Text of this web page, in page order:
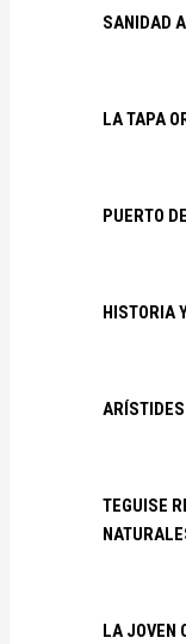
SANIDAD
LA TAPA
PUERTO
HISTORIA
TEGUISE
LA JOVEN